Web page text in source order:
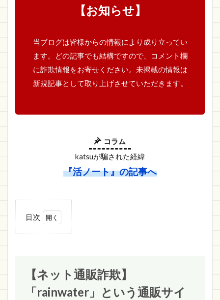
【お知らせ】
当ブログは皆様からの情報により成り立ってい
ます。どの記事でも結構ですので、コメント欄
に詐欺情報をお寄せください。未掲載の情報は
新規記事として取り上げさせていただきます。
コラム
katsuが騙された経緯
『活ノート』の記事へ
目次
イトに注意！
rainwater
【ネット通販詐欺】
「rainwater」という通販サイ